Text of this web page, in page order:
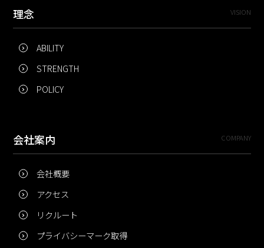
理念 VISION
ABILITY
STRENGTH
POLICY
会社案内 COMPANY
会社概要
アクセス
リクルート
プライバシーマーク取得